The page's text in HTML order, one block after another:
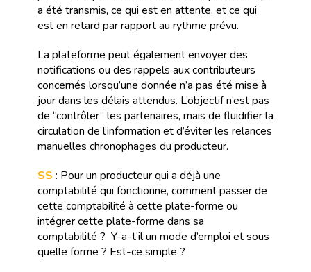
a été transmis, ce qui est en attente, et ce qui
est en retard par rapport au rythme prévu.
La plateforme peut également envoyer des
notifications ou des rappels aux contributeurs
concernés lorsqu’une donnée n’a pas été mise à
jour dans les délais attendus. L’objectif n’est pas
de “contrôler” les partenaires, mais de fluidifier la
circulation de l’information et d’éviter les relances
manuelles chronophages du producteur.
SS : Pour un producteur qui a déjà une
comptabilité qui fonctionne, comment passer de
cette comptabilité à cette plate-forme ou
intégrer cette plate-forme dans sa
comptabilité ? Y-a-t’il un mode d’emploi et sous
quelle forme ? Est-ce simple ?